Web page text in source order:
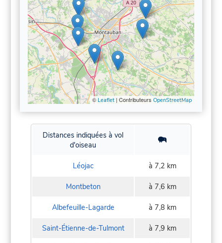
© Leaflet| Contributeurs OpenStreetMap
Distances indiquées à vol
d'oiseau
Léojac à 7,2 km
Montbeton à 7,6 km
Albefeuille-Lagarde à 7,8 km
Saint-Étienne-de-Tulmont à 7,9 km